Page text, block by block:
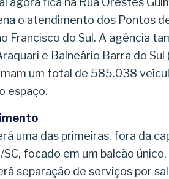
o atendimento dos Pontos
Francisco do Sul. A agência
e Balneário Barra do
um total de 585.038
espaço.
uma das primeiras, fora da
focado em um balcão
separação de serviços por